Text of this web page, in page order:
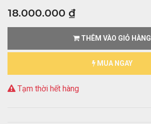
18.000.000 ₫
THÊM VÀO GIỎ HÀNG
MUA NGAY
Tạm thời hết hàng